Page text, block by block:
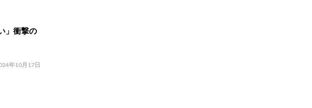
」衝撃の
年10月17日